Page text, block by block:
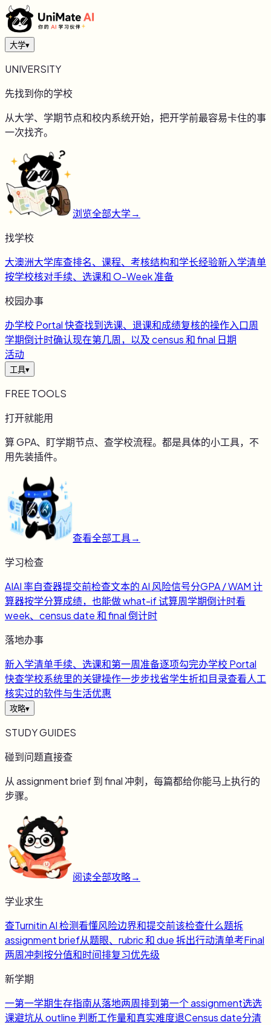
大学▾
UNIVERSITY
先找到你的学校
从大学、学期节点和校内系统开始，把开学前最容易卡住的事
一次找齐。
浏览全部大学→
找学校
大澳洲大学库查排名、课程、考核结构和学长经验新入学清单
按学校核对手续、选课和 O-Week 准备
校园办事
办学校 Portal 快查找到选课、退课和成绩复核的操作入口周
学期倒计时确认现在第几周，以及 census 和 final 日期
活动
工具▾
FREE TOOLS
打开就能用
算 GPA、盯学期节点、查学校流程。都是具体的小工具，不
用先装插件。
查看全部工具→
学习检查
AIAI 率自查器提交前检查文本的 AI 风险信号分GPA / WAM 计
算器按学分算成绩，也能做 what-if 试算周学期倒计时看
week、census date 和 final 倒计时
落地办事
新入学清单手续、选课和第一周准备逐项勾完办学校 Portal
快查学校系统里的关键操作一步步找省学生折扣目录查看人工
核实过的软件与生活优惠
攻略▾
STUDY GUIDES
碰到问题直接查
从 assignment brief 到 final 冲刺，每篇都给你能马上执行的
步骤。
阅读全部攻略→
学业求生
查Turnitin AI 检测看懂风险边界和提交前该检查什么题拆
assignment brief从题眼、rubric 和 due 拆出行动清单考Final
两周冲刺按分值和时间排复习优先级
新学期
一第一学期生存指南从落地两周排到第一个 assignment选选
课避坑从 outline 判断工作量和真实难度退Census date分清